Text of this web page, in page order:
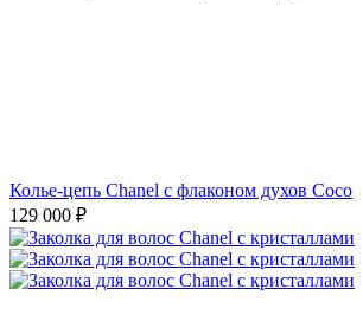
Колье-цепь Chanel с флаконом духов Coco
129 000 ₽